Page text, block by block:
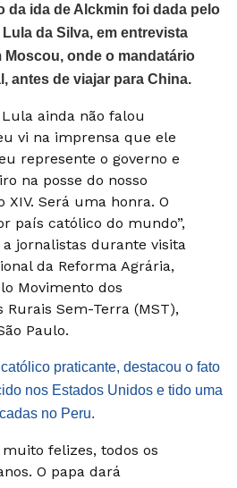
da ida de Alckmin foi dada pelo
da Silva, em entrevista
onde o mandatário
antes de viajar para China.
ainda não falou
vi na imprensa que ele
represente o governo e
na posse do nosso
XIV. Será uma honra. O
país católico do mundo”,
jornalistas durante visita
da Reforma Agrária,
Movimento dos
Rurais Sem-Terra (MST),
Paulo.
praticante, destacou o fato
nos Estados Unidos e tido uma
no Peru.
muito felizes, todos os
O papa dará